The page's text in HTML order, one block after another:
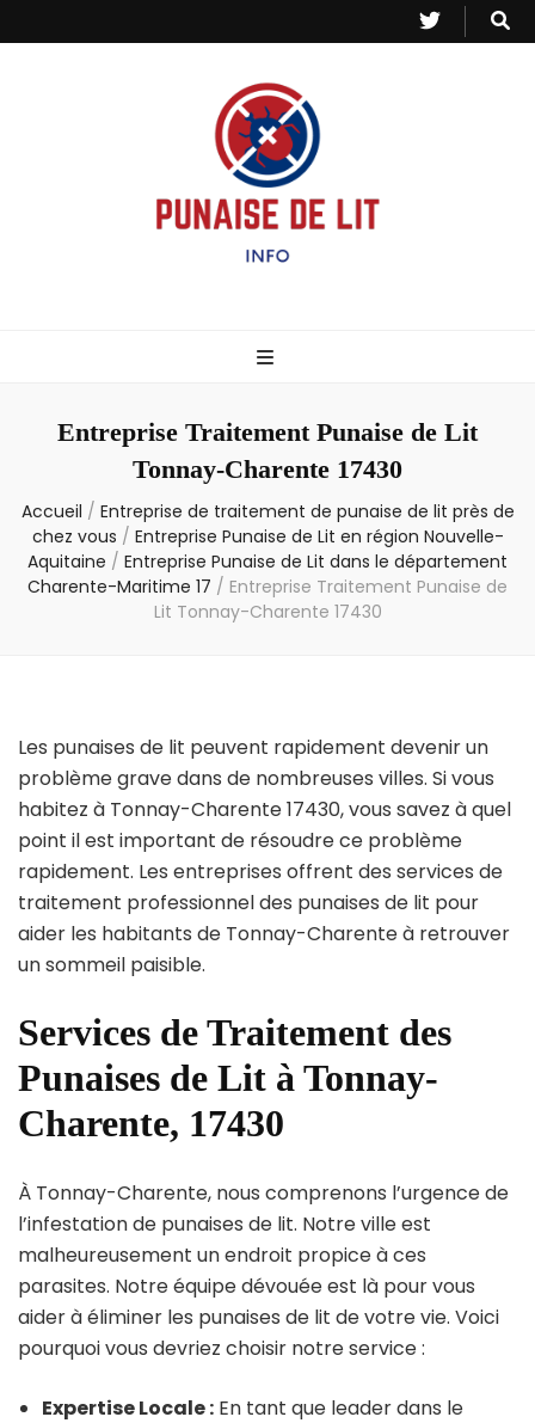
– Info
Entreprise Traitement Punaise de Lit
Tonnay-Charente 17430
Accueil / Entreprise de traitement de punaise de lit près de
chez vous / Entreprise Punaise de Lit en région Nouvelle-
Aquitaine / Entreprise Punaise de Lit dans le département
Charente-Maritime 17 / Entreprise Traitement Punaise de
Lit Tonnay-Charente 17430
Les punaises de lit peuvent rapidement devenir un
problème grave dans de nombreuses villes. Si vous
habitez à Tonnay-Charente 17430, vous savez à quel
point il est important de résoudre ce problème
rapidement. Les entreprises offrent des services de
traitement professionnel des punaises de lit pour
aider les habitants de Tonnay-Charente à retrouver
un sommeil paisible.
Services de Traitement des
Punaises de Lit à Tonnay-
Charente, 17430
À Tonnay-Charente, nous comprenons l’urgence de
l’infestation de punaises de lit. Notre ville est
malheureusement un endroit propice à ces
parasites. Notre équipe dévouée est là pour vous
aider à éliminer les punaises de lit de votre vie. Voici
pourquoi vous devriez choisir notre service :
Expertise Locale : En tant que leader dans le